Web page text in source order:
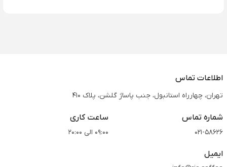
اطلاعات تماس
تهران، چهارراه استانبول، جنب پاساژ گلشن، پلاک 410
شماره تماس
021-58626
ساعت کاری
09:00 الی 20:00
ایمیل